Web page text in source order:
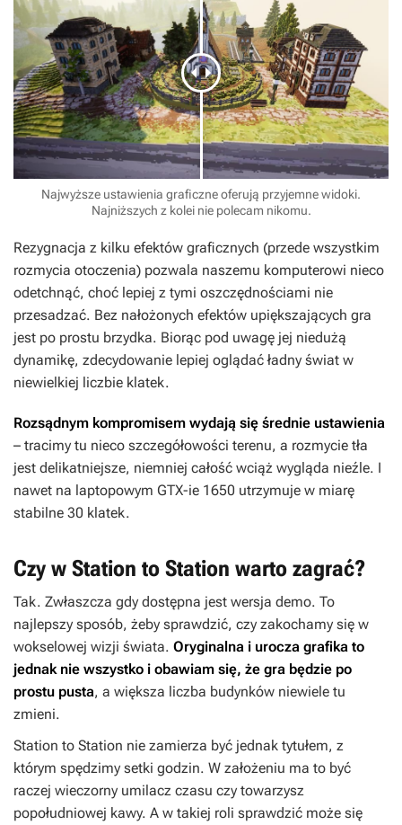
Najwyższe ustawienia graficzne oferują przyjemne widoki.
Najniższych z kolei nie polecam nikomu.
Rezygnacja z kilku efektów graficznych (przede wszystkim
rozmycia otoczenia) pozwala naszemu komputerowi nieco
odetchnąć, choć lepiej z tymi oszczędnościami nie
przesadzać. Bez nałożonych efektów upiększających gra
jest po prostu brzydka. Biorąc pod uwagę jej niedużą
dynamikę, zdecydowanie lepiej oglądać ładny świat w
niewielkiej liczbie klatek.
Rozsądnym kompromisem wydają się średnie ustawienia
– tracimy tu nieco szczegółowości terenu, a rozmycie tła
jest delikatniejsze, niemniej całość wciąż wygląda nieźle. I
nawet na laptopowym GTX-ie 1650 utrzymuje w miarę
stabilne 30 klatek.
Czy w Station to Station warto zagrać?
Tak. Zwłaszcza gdy dostępna jest wersja demo. To
najlepszy sposób, żeby sprawdzić, czy zakochamy się w
wokselowej wizji świata. Oryginalna i urocza grafika to
jednak nie wszystko i obawiam się, że gra będzie po
prostu pusta, a większa liczba budynków niewiele tu
zmieni.
Station to Station nie zamierza być jednak tytułem, z
którym spędzimy setki godzin. W założeniu ma to być
raczej wieczorny umilacz czasu czy towarzysz
popołudniowej kawy. A w takiej roli sprawdzić może się